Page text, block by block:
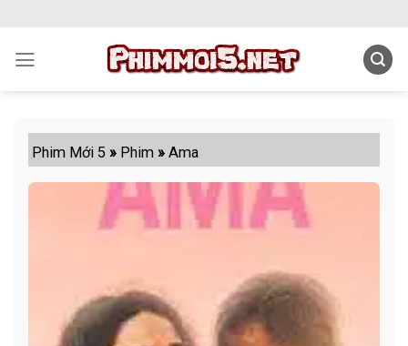
content
Phim Mới 5 » Phim »Ama